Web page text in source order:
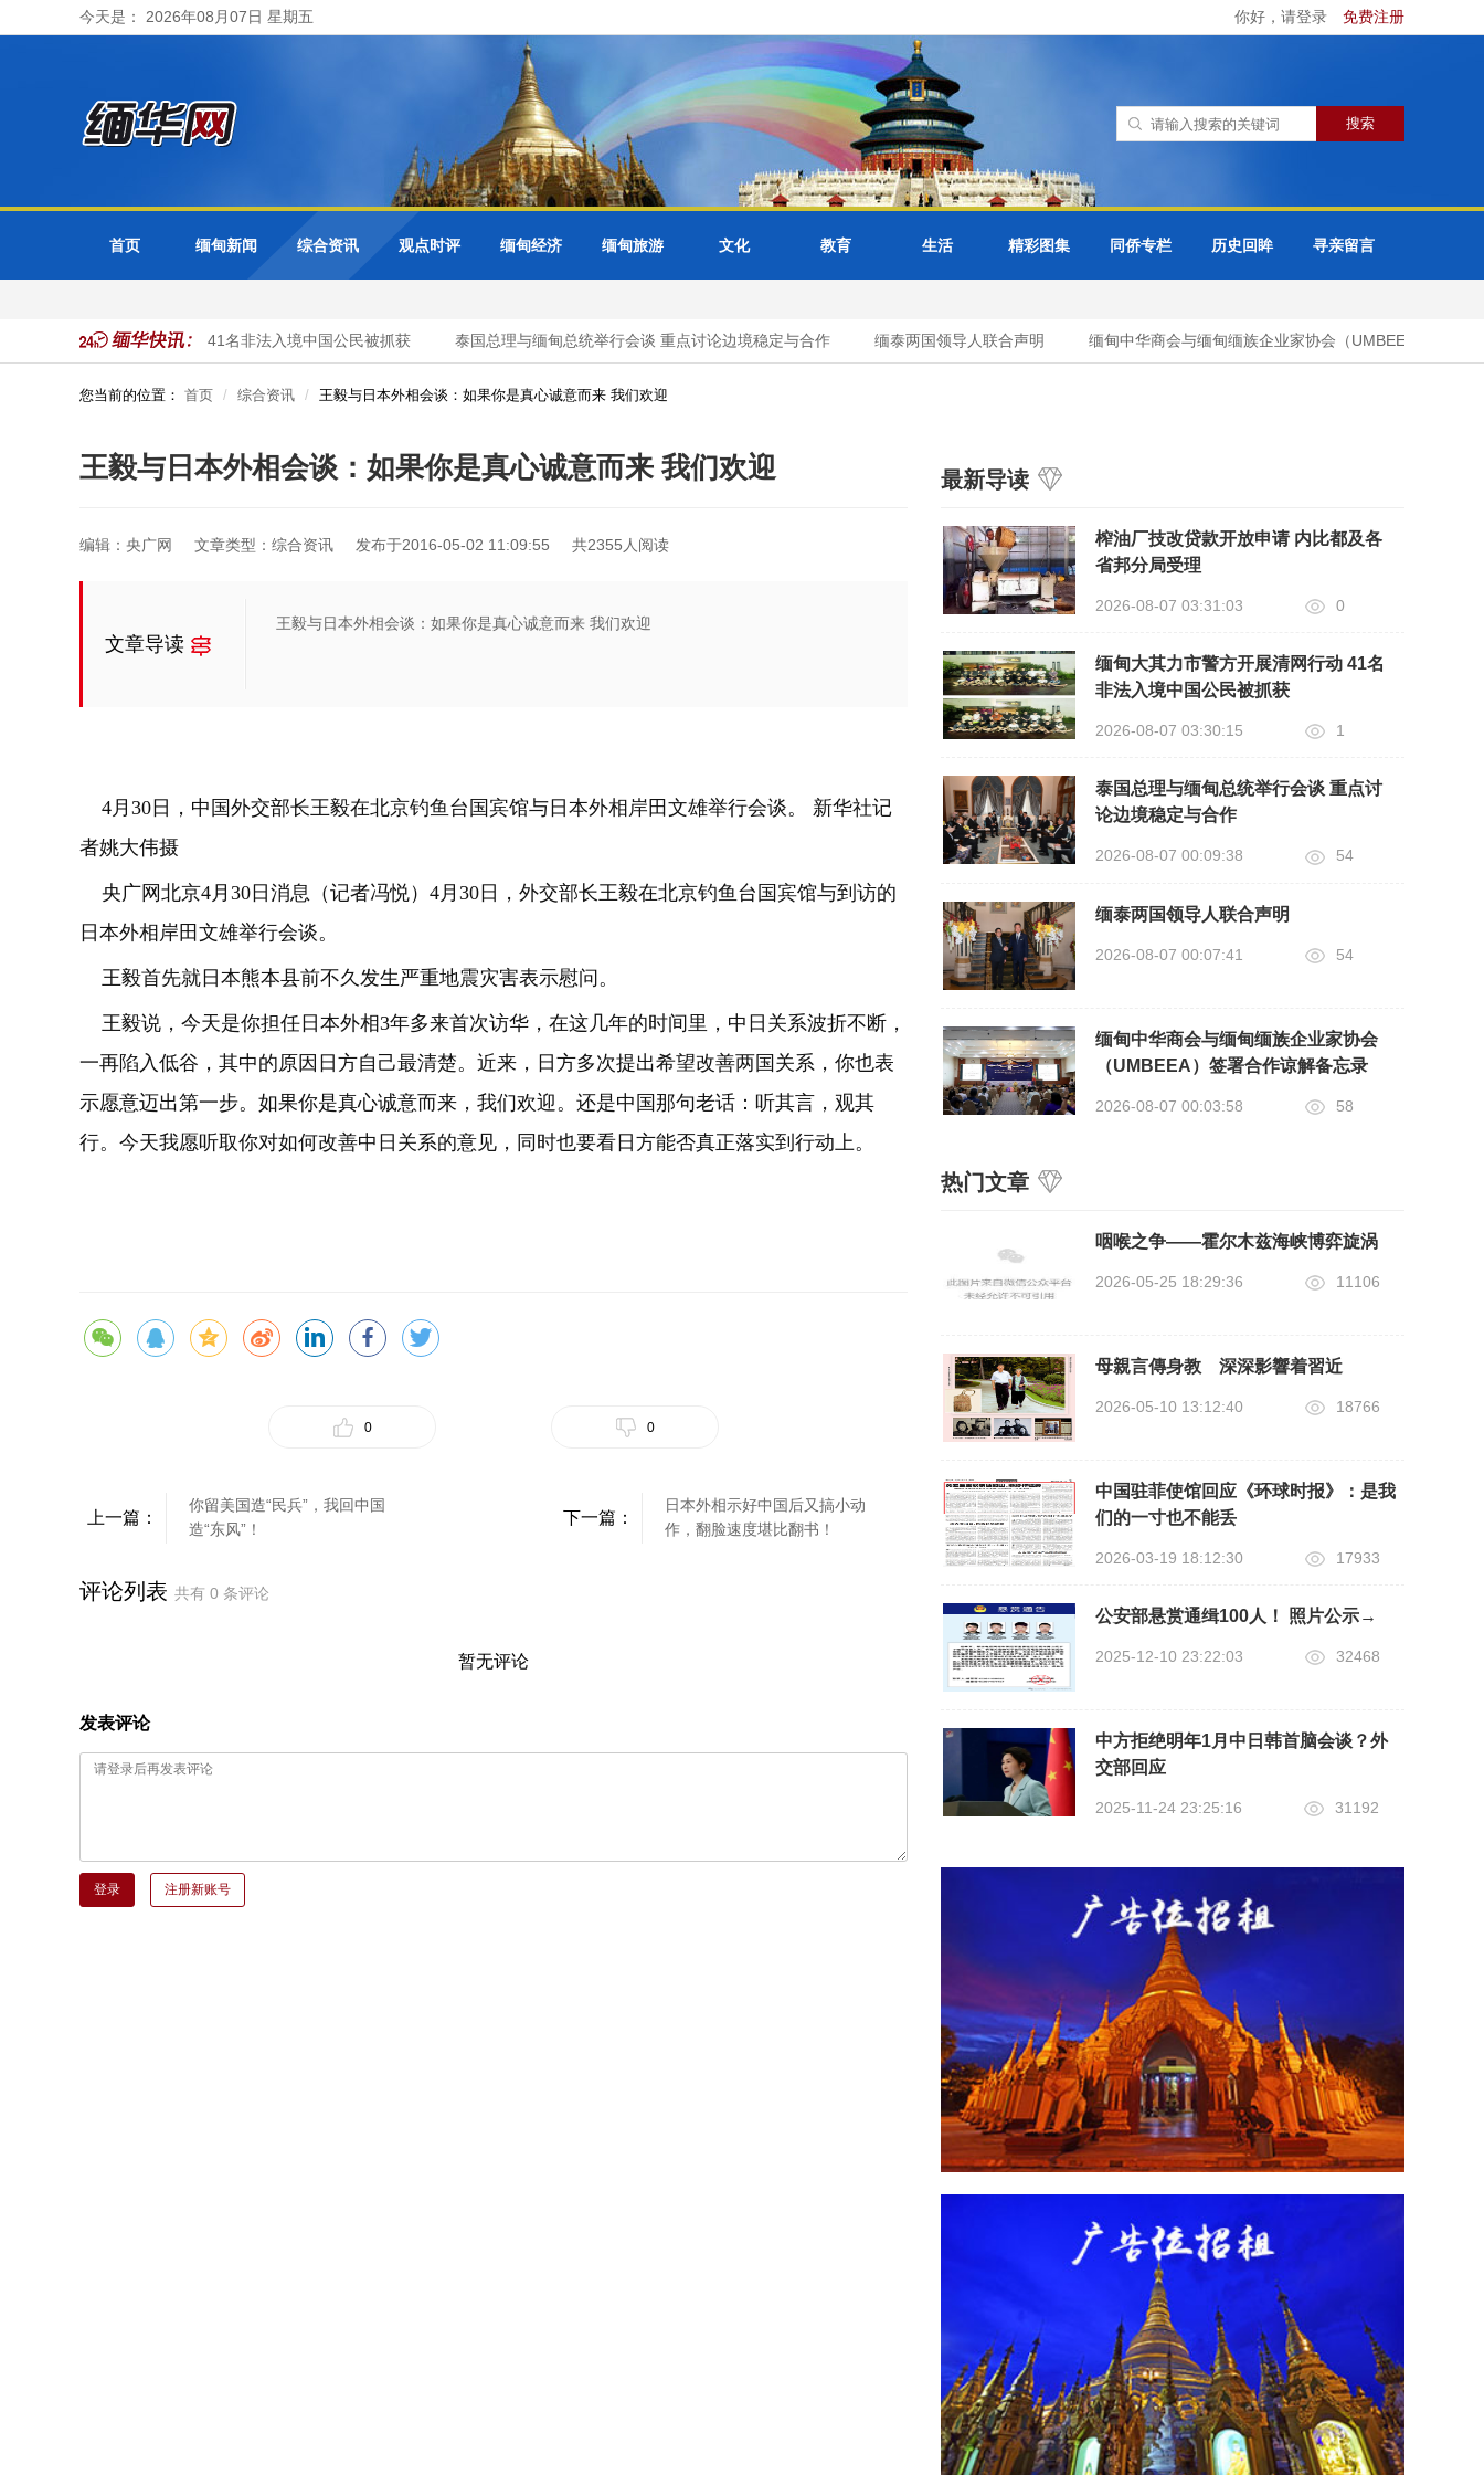
今天是： 2026年08月07日 星期五 你好，请登录 免费注册
首页 缅甸新闻 综合资讯 观点时评 缅甸经济 缅甸旅游 文化 教育 生活 精彩图集 同侨专栏 历史回眸 寻亲留言
大其力市警方开展清网行动 41名非法入境中国公民被抓获 泰国总理与缅甸总统举行会谈 重点讨论边境稳定与合作 缅泰两国领导人联合声明 缅甸中华商会与缅甸缅族企业家协会（UMBEEA）签署合
您当前的位置： 首页 综合资讯 王毅与日本外相会谈：如果你是真心诚意而来 我们欢迎
王毅与日本外相会谈：如果你是真心诚意而来 我们欢迎
编辑：央广网 文章类型：综合资讯 发布于2016-05-02 11:09:55 共2355人阅读
文章导读
王毅与日本外相会谈：如果你是真心诚意而来 我们欢迎
4月30日，中国外交部长王毅在北京钓鱼台国宾馆与日本外相岸田文雄举行会谈。 新华社记
者姚大伟摄
央广网北京4月30日消息（记者冯悦）4月30日，外交部长王毅在北京钓鱼台国宾馆与到访的
日本外相岸田文雄举行会谈。
王毅首先就日本熊本县前不久发生严重地震灾害表示慰问。
王毅说，今天是你担任日本外相3年多来首次访华，在这几年的时间里，中日关系波折不断，
一再陷入低谷，其中的原因日方自己最清楚。近来，日方多次提出希望改善两国关系，你也表
示愿意迈出第一步。如果你是真心诚意而来，我们欢迎。还是中国那句老话：听其言，观其
行。今天我愿听取你对如何改善中日关系的意见，同时也要看日方能否真正落实到行动上。
0 0
上一篇：
你留美国造“民兵”，我回中国
造“东风”！
下一篇：
日本外相示好中国后又搞小动
作，翻脸速度堪比翻书！
评论列表 共有 0 条评论
暂无评论
发表评论
登录 注册新账号
最新导读
榨油厂技改贷款开放申请 内比都及各
省邦分局受理
2026-08-07 03:31:03 0
缅甸大其力市警方开展清网行动 41名
非法入境中国公民被抓获
2026-08-07 03:30:15 1
泰国总理与缅甸总统举行会谈 重点讨
论边境稳定与合作
2026-08-07 00:09:38 54
缅泰两国领导人联合声明
2026-08-07 00:07:41 54
缅甸中华商会与缅甸缅族企业家协会
（UMBEEA）签署合作谅解备忘录
2026-08-07 00:03:58 58
热门文章
咽喉之争——霍尔木兹海峡博弈旋涡
2026-05-25 18:29:36 11106
母親言傳身教 深深影響着習近
2026-05-10 13:12:40 18766
中国驻菲使馆回应《环球时报》：是我
们的一寸也不能丢
2026-03-19 18:12:30 17933
公安部悬赏通缉100人！ 照片公示→
2025-12-10 23:22:03 32468
中方拒绝明年1月中日韩首脑会谈？外
交部回应
2025-11-24 23:25:16 31192